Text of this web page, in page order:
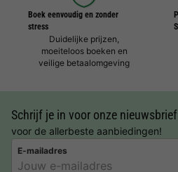
Boek eenvoudig en zonder
stress
Duidelijke prijzen,
moeiteloos boeken en
veilige betaalomgeving
Schrijf je in voor onze nieuwsbrief
voor de allerbeste aanbiedingen!
E-mailadres